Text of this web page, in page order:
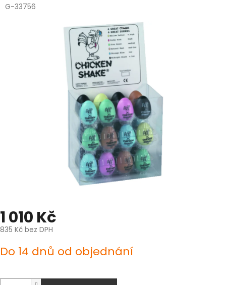
G-33756
1 010 Kč
835 Kč bez DPH
cena:
Do 14 dnů od objednání